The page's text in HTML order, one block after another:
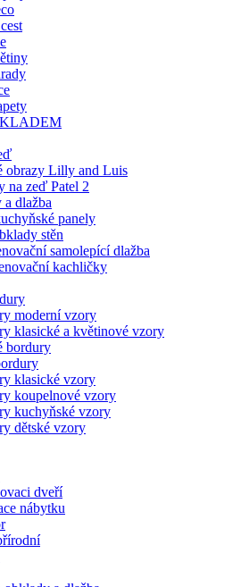
obrazy Lilly and Luis
na zeď Patel 2
dlažba
panely
stěn
samolepící dlažba
kachličky
moderní vzory
klasické a květinové vzory
bordury
klasické vzory
koupelnové vzory
kuchyňské vzory
dětské vzory
dveří
nábytku